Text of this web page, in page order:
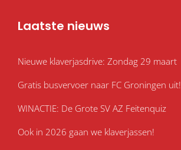
Laatste nieuws
Nieuwe klaverjasdrive: Zondag 29 maart
Gratis busvervoer naar FC Groningen uit!
WINACTIE: De Grote SV AZ Feitenquiz
Ook in 2026 gaan we klaverjassen!